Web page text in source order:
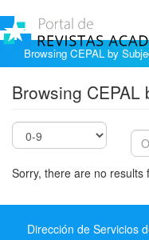
Browsing CEPAL by
Browsing CEPAL
Sorry, there are no results
Dirección de Servicios